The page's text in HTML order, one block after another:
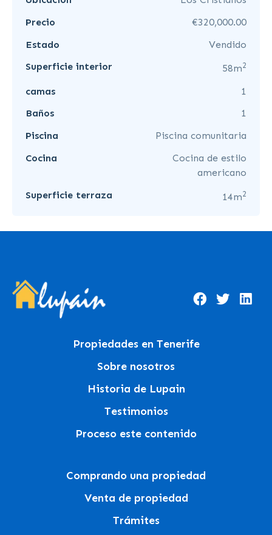
Precio
€320,000.00
Estado
Vendido
Superficie interior
58m2
camas
1
Baños
1
Piscina
Piscina comunitaria
Cocina
Cocina de estilo
americano
Superficie terraza
14m2
Propiedades en Tenerife
Sobre nosotros
Historia de Lupain
Testimonios
Proceso este contenido
Comprando una propiedad
Venta de propiedad
Trámites